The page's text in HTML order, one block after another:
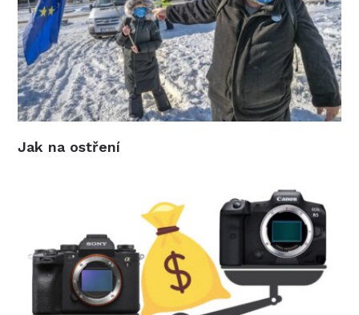
Jak na ostření